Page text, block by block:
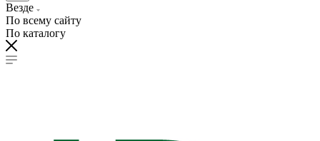
Везде
По всему сайту
По каталогу